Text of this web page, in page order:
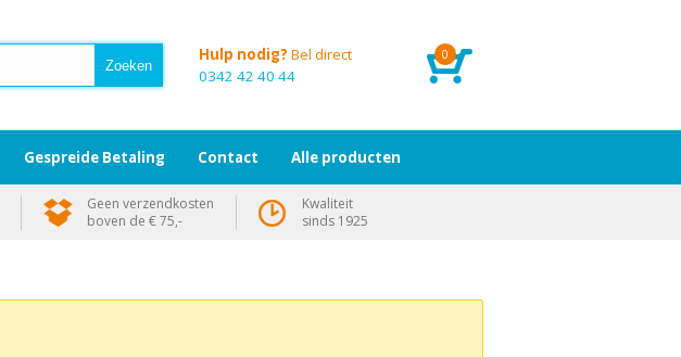
0
Hulp nodig? Bel direct
0342 42 40 44
Gespreide Betaling Contact Alle producten
Geen verzendkosten
boven de € 75,-
Kwaliteit
sinds 1925